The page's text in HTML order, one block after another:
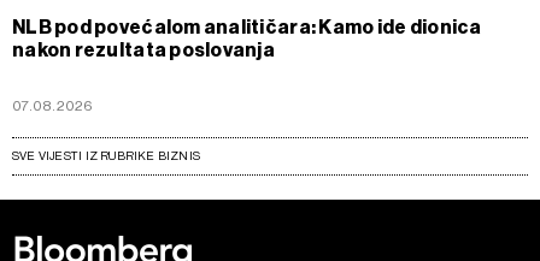
NLB pod povećalom analitičara: Kamo ide dionica
nakon rezultata poslovanja
07.08.2026
SVE VIJESTI IZ RUBRIKE BIZNIS